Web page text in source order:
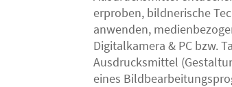
erproben, bildnerische
anwenden,
Digitalkamera & PC bzw.
Ausdrucksmittel
eines